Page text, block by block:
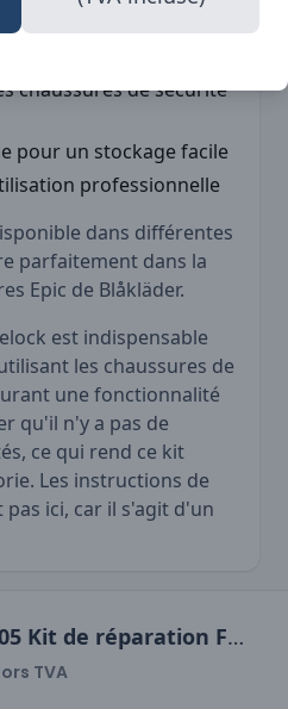
rapide du système
chaussures de sécurité
pour un stockage facile
professionnelle
dans différentes
parfaitement dans la
Epic de Blåkläder.
est indispensable
les chaussures de
une fonctionnalité
qu'il n'y a pas de
ce qui rend ce kit
Les instructions de
ici, car il s'agit d'un
Blåkläder B105 Kit de réparation Freelock pour chaussure mi-haute, fixation latérale
TVA